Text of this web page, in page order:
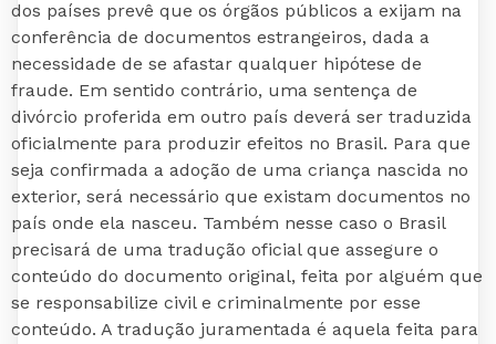
dos países prevê que os órgãos públicos a exijam na
conferência de documentos estrangeiros, dada a
necessidade de se afastar qualquer hipótese de
fraude. Em sentido contrário, uma sentença de
divórcio proferida em outro país deverá ser traduzida
oficialmente para produzir efeitos no Brasil. Para que
seja confirmada a adoção de uma criança nascida no
exterior, será necessário que existam documentos no
país onde ela nasceu. Também nesse caso o Brasil
precisará de uma tradução oficial que assegure o
conteúdo do documento original, feita por alguém que
se responsabilize civil e criminalmente por esse
conteúdo. A tradução juramentada é aquela feita para